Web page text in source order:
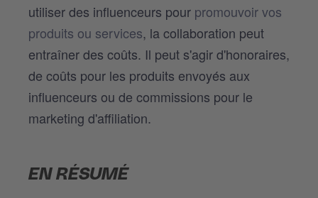
utiliser des influenceurs pour promouvoir vos
produits ou services, la collaboration peut
entraîner des coûts. Il peut s'agir d'honoraires,
de coûts pour les produits envoyés aux
influenceurs ou de commissions pour le
marketing d'affiliation.
EN RÉSUMÉ